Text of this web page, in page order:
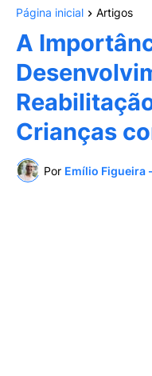
Página inicial Artigos
A
Crianças
Por Emílio Figueira